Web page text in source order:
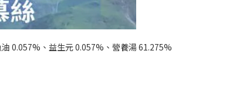
0.057%、益生元 0.057%、營養湯 61.275%